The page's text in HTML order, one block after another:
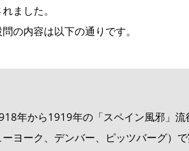
れました。
の内容は以下の通りです。
年から1919年の「スペイン風邪」
ーヨーク、デンバー、ピッツバーグ）